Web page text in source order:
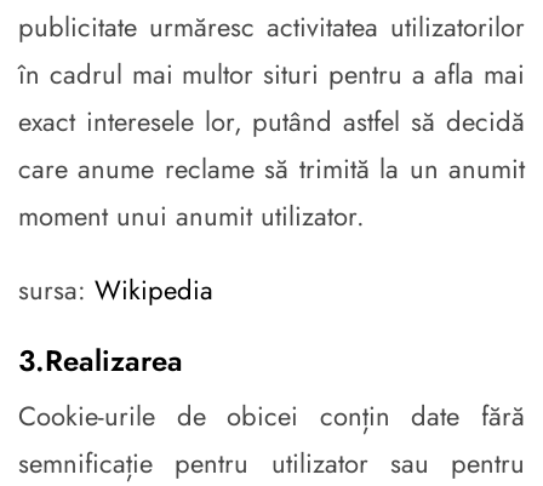
publicitate urmăresc activitatea utilizatorilor
în cadrul mai multor situri pentru a afla mai
exact interesele lor, putând astfel să decidă
care anume reclame să trimită la un anumit
moment unui anumit utilizator.
sursa: Wikipedia
3.Realizarea
Cookie-urile de obicei conțin date fără
semnificație pentru utilizator sau pentru